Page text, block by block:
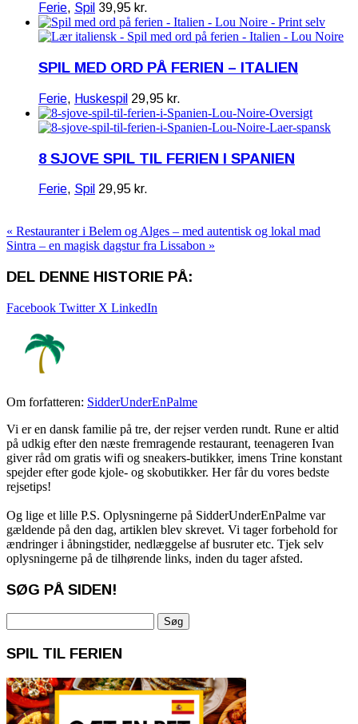
Ferie, Spil 39,95 kr.
SPIL MED ORD PÅ FERIEN – ITALIEN
Ferie, Huskespil 29,95 kr.
8 SJOVE SPIL TIL FERIEN I SPANIEN
Ferie, Spil 29,95 kr.
« Restauranter i Belem og Alges – med autentisk og lokal mad
Sintra – en magisk dagstur fra Lissabon »
DEL DENNE HISTORIE PÅ:
Facebook Twitter X LinkedIn
Om forfatteren: SidderUnderEnPalme
Vi er en dansk familie på tre, der rejser verden rundt. Rune er altid
på udkig efter den næste fremragende restaurant, teenageren Ivan
giver råd om gratis wifi og sneakers-butikker, imens Trine konstant
spejder efter gode kjole- og skobutikker. Her får du vores bedste
rejsetips!
Og lige et lille P.S. Oplysningerne på SidderUnderEnPalme var
gældende på den dag, artiklen blev skrevet. Vi tager forbehold for
ændringer i åbningstider, nedlæggelse af busruter etc. Tjek selv
oplysningerne på de tilhørende links, inden du tager afsted.
SØG PÅ SIDEN!
efter:
SPIL TIL FERIEN